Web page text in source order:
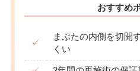
おすすめ
✓
まぶたの内側を切開
くい